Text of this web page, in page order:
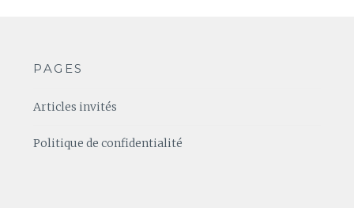
PAGES
Articles invités
Politique de confidentialité